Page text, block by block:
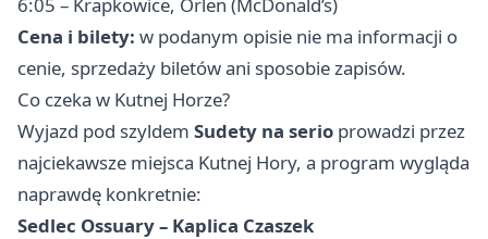
Cena i bilety: w podanym opisie nie ma informacji o
cenie, sprzedaży biletów ani sposobie zapisów.
Co czeka w Kutnej Horze?
Wyjazd pod szyldem Sudety na serio prowadzi przez
najciekawsze miejsca Kutnej Hory, a program wygląda
naprawdę konkretnie:
Sedlec Ossuary – Kaplica Czaszek